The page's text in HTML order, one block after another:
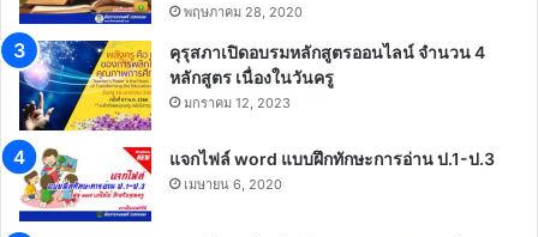
พฤษภาคม 28, 2020
คุรุสภาเปิดอบรมหลักสูตรออนไลน์ จำนวน 4
หลักสูตร เนื่องในวันครู
มกราคม 12, 2023
แจกไฟล์ word แบบฝึกทักษะการอ่าน ป.1-ป.3
เมษายน 6, 2020